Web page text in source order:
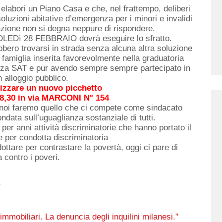
un Piano Casa e che, nel frattempo, deliberi
abitative d’emergenza per i minori e invalidi
non si degna neppure di rispondere.
28 FEBBRAIO dovrà eseguire lo sfratto.
trovarsi in strada senza alcuna altra soluzione
inserita favorevolmente nella graduatoria
SAT e pur avendo sempre sempre partecipato in
alloggio pubblico.
un nuovo picchetto
in via MARCONI N° 154
faremo quello che ci compete come sindacato
sull’uguaglianza sostanziale di tutti.
anni attività discriminatorie che hanno portato il
per condotta discriminatoria
per contrastare la povertà, oggi ci pare di
contro i poveri.
La denuncia degli inquilini milanesi.”